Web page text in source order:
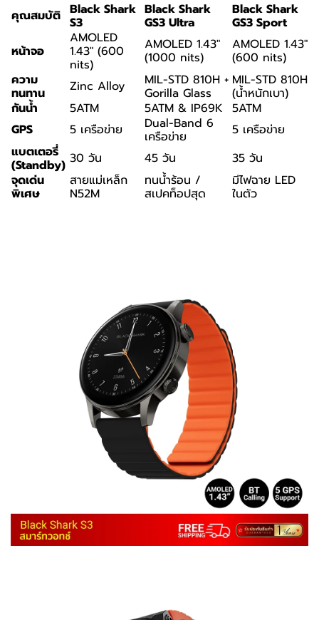
คุณสมบัติ Black Shark
S3
Black Shark
GS3 Ultra
Black Shark
GS3 Sport
หน้าจอ
AMOLED
1.43" (600
nits)
AMOLED 1.43"
(1000 nits)
AMOLED 1.43"
(600 nits)
ความ
ทนทาน Zinc Alloy MIL-STD 810H +
Gorilla Glass
MIL-STD 810H
(น้ำหนักเบา)
กันน้ำ
5ATM 5ATM & IP69K 5ATM
GPS
5 เครือข่าย Dual-Band 6
เครือข่าย
5 เครือข่าย
แบตเตอรี่
(Standby) 30 วัน 45 วัน
35 วัน
จุดเด่น
พิเศษ
สายแม่เหล็ก
N52M
ทนน้ำร้อน /
สเปคท็อปสุด
มีไฟฉาย LED
ในตัว